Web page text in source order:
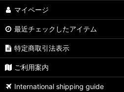
マイページ
最近チェックしたアイテム
特定商取引法表示
ご利用案内
International shipping guide